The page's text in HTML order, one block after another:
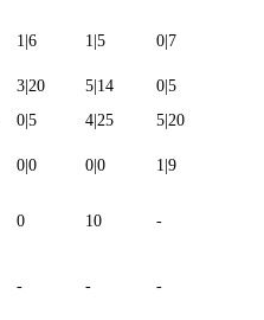
1|6 1|5 0|7
3|20 5|14 0|5
0|5 4|25 5|20
0|0 0|0 1|9
0 10 -
- - -